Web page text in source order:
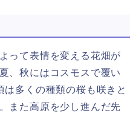
って表情を変える花畑が
、秋にはコスモスで覆い
多くの種類の桜も咲きと
また高原を少し進んだ先